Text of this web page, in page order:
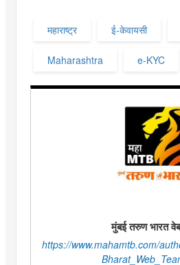
महाराष्ट्र ई-केवायसी
Maharashtra e-KYC
मुंबई तरुण भारत
https://www.mahamtb.com/